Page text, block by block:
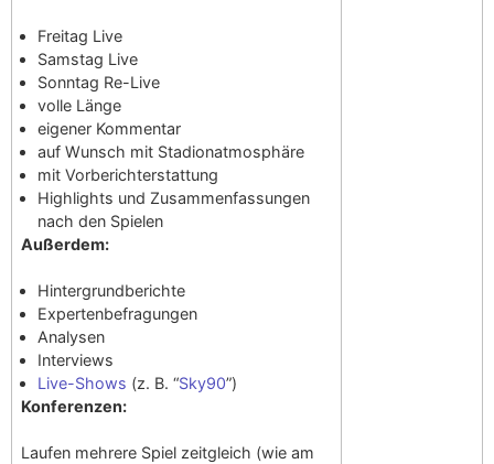
Freitag Live
Samstag Live
Sonntag Re-Live
volle Länge
eigener Kommentar
auf Wunsch mit Stadionatmosphäre
mit Vorberichterstattung
Highlights und Zusammenfassungen
nach den Spielen
Außerdem:
Hintergrundberichte
Expertenbefragungen
Analysen
Interviews
Live-Shows (z. B. “Sky90”)
Konferenzen:
Laufen mehrere Spiel zeitgleich (wie am